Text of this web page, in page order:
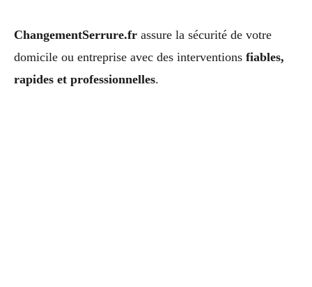
ChangementSerrure.fr assure la sécurité de votre
domicile ou entreprise avec des interventions fiables,
rapides et professionnelles.